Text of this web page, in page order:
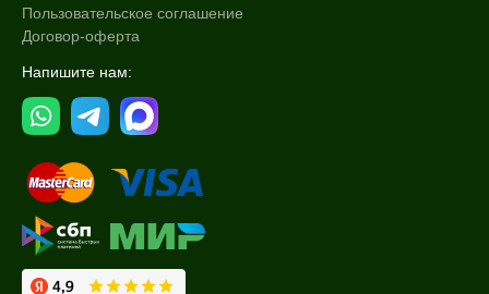
Пользовательское соглашение
Договор-оферта
Напишите нам: